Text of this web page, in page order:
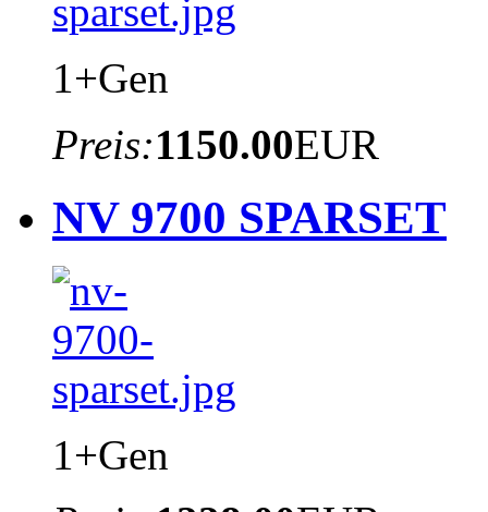
1+Gen
Preis:1150.00EUR
NV 9700 SPARSET
1+Gen